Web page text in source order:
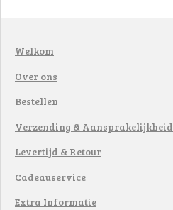
Welkom
Over ons
Bestellen
Verzending & Aansprakelijkheid
Levertijd & Retour
Cadeauservice
Extra Informatie